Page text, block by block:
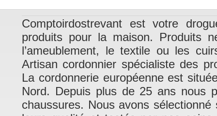
Comptoirdostrevant est votre
produits pour la maison. Produits
l’ameublement, le textile ou les
Artisan cordonnier spécialiste des
La cordonnerie européenne est
Nord. Depuis plus de 25 ans nous
chaussures. Nous avons